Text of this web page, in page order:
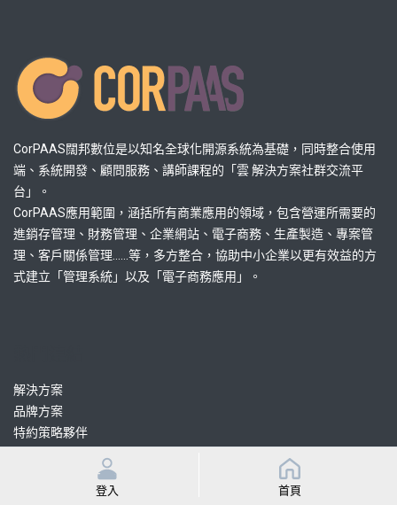
CorPAAS闊邦數位是以知名全球化開源系統為基礎，同時整合使用
端、系統開發、顧問服務、講師課程的「雲 解決方案社群交流平
台」。
CorPAAS應用範圍，涵括所有商業應用的領域，包含營運所需要的
進銷存管理、財務管理、企業網站、電子商務、生產製造、專案管
理、客戶關係管理......等，多方整合，協助中小企業以更有效益的方
式建立「管理系統」以及「電子商務應用」。
解決方案
品牌方案
特約策略夥伴
登入 首頁